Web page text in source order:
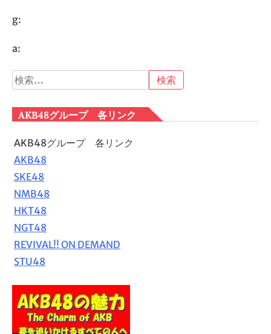
g:
a:
検
索:
AKB48グループ 各リンク
AKB48グループ 各リンク
AKB48
SKE48
NMB48
HKT48
NGT48
REVIVAL!! ON DEMAND
STU48